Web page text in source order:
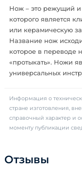
Нож – это режущий и
которого является
или керамическую
Название нож
которое в переводе
«протыкать». Ножи
универсальных
Информация о
стране изготовления,
справочный характер и
моменту публикации
Отзывы